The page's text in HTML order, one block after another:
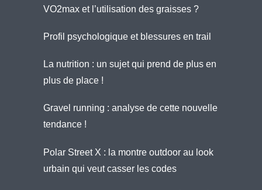
VO2max et l’utilisation des graisses ?
Profil psychologique et blessures en trail
La nutrition : un sujet qui prend de plus en
plus de place !
Gravel running : analyse de cette nouvelle
tendance !
Polar Street X : la montre outdoor au look
urbain qui veut casser les codes